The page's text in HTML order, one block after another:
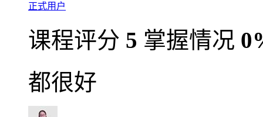
正式用户
课程评分 5 掌握情况
都很好